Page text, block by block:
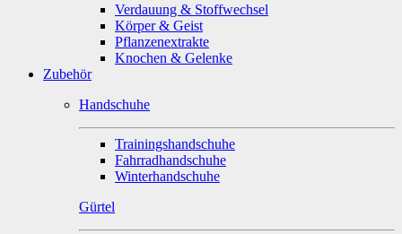
Verdauung & Stoffwechsel
Körper & Geist
Pflanzenextrakte
Knochen & Gelenke
Zubehör
Handschuhe
Trainingshandschuhe
Fahrradhandschuhe
Winterhandschuhe
Gürtel